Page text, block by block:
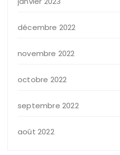
décembre 2022
novembre 2022
octobre 2022
septembre 2022
août 2022